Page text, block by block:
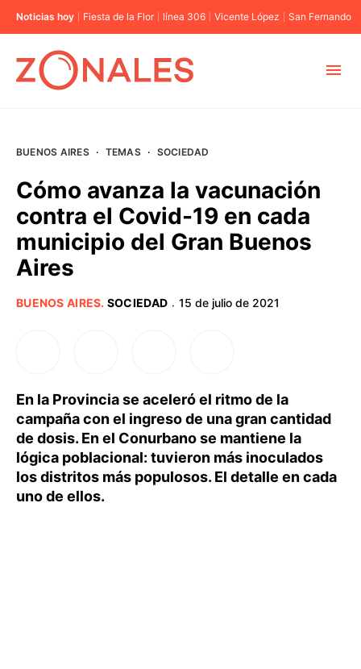
Noticias hoy Fiesta de la Flor línea 306 Vicente López San Fernando
BUENOS AIRES
PROVINCIAS
BUENOS AIRES · TEMAS · SOCIEDAD
Cómo avanza la vacunación
contra el Covid-19 en cada
municipio del Gran Buenos
Aires
BUENOS AIRES. SOCIEDAD · 15 de julio de 2021
En la Provincia se aceleró el ritmo de la
campaña con el ingreso de una gran cantidad
de dosis. En el Conurbano se mantiene la
lógica poblacional: tuvieron más inoculados
los distritos más populosos. El detalle en cada
uno de ellos.